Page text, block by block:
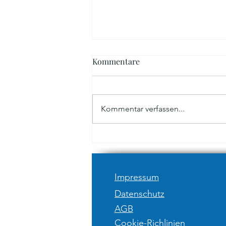
WAS DU NICHT SIEHST.
Kommentare
Kommentar verfassen...
Impressum
Datenschutz
AGB
Cookie-Richlinien